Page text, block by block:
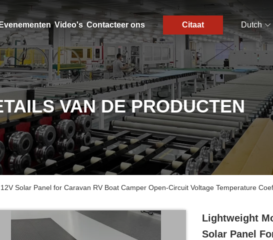
Video's Contacteer ons Citaat Dutch
VAN DE PRODUCTEN
Solar Panel for Caravan RV Boat Camper Open-Circuit Voltage Temperature
Lightweight
Solar Panel